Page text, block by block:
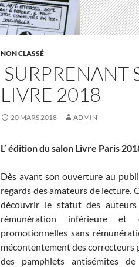
NON CLASSÉ
SURPRENANT
LIVRE 2018
20 MARS 2018 ADMIN
L’ édition du salon Livre Paris
Dès avant son ouverture au
regards des amateurs de lecture.
découvrir le statut des
rémunération inférieure et
promotionnelles sans
mécontentement des correcteurs
des pamphlets antisémites